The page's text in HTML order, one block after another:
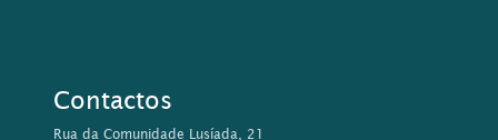
Contactos
Rua da Comunidade Lusíada, 21